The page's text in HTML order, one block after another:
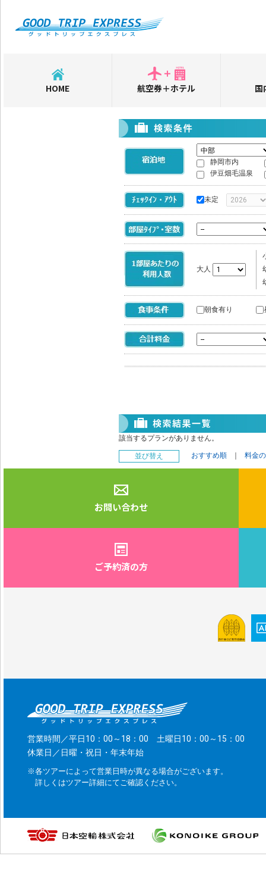
HOME 航空券＋ホテル 国
静岡市内
伊豆畑毛温泉
未定
大人
朝食有り
該当するプランがありません。
並び替え おすすめ順 料金
お問い合わせ
ご予約済の方
営業時間／平日10：00～18：00 土曜日10：00～15：00
休業日／日曜・祝日・年末年始
※各ツアーによって営業日時が異なる場合がございます。
詳しくはツアー詳細にてご確認ください。